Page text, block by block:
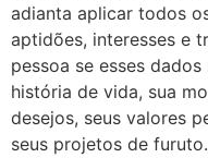
adianta aplicar todos
aptidões, interesses e
pessoa se esses
história de vida, sua
desejos, seus valores
seus projetos de